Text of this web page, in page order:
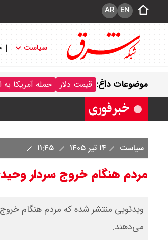
EN
AR
سیاست
موضوعات داغ: قیمت دلار حمله آمریکا به
قیمت خودرو امروز شنبه ۱۷ مرداد ۱۴۰۵/ کاهش ۱۰۵ میلیون تومانی قیمت
قیمت محصولات سایپا امروز شنبه ۱۷ مرداد
سیاست ۱۴ تیر ۱۴۰۵
مردم هنگام خروج سردار
ویدئویی منتشر شده که مردم هنگام خروج
می‌دهند.